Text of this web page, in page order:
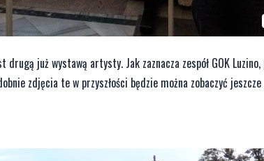
już wystawą artysty. Jak zaznacza zespół GOK
zdjęcia te w przyszłości będzie można zobaczyć